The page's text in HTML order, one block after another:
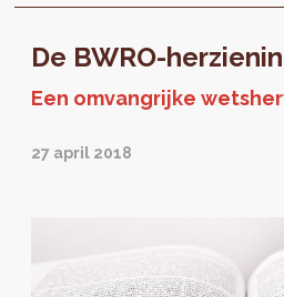
De BWRO-
Een omvangrijke
27 april 2018